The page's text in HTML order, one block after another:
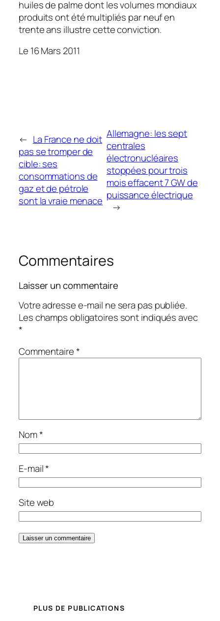
huiles de palme dont les volumes mondiaux
produits ont été multipliés par neuf en
trente ans illustre cette conviction.
Le 16 Mars 2011
← La France ne doit
pas se tromper de
cible: ses
consommations de
gaz et de pétrole
sont la vraie menace
Allemagne: les sept
centrales
électronucléaires
stoppées pour trois
mois effacent 7 GW de
puissance électrique
→
Commentaires
Laisser un commentaire
Votre adresse e-mail ne sera pas publiée.
Les champs obligatoires sont indiqués avec
*
Commentaire*
Nom*
E-mail*
Site web
PLUS DE PUBLICATIONS